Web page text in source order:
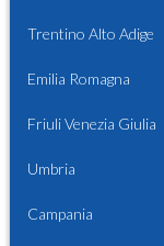
Trentino Alto Adige
Emilia Romagna
Friuli Venezia Giulia
Umbria
Campania